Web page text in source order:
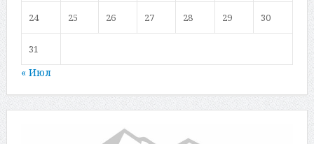
24 25 26 27 28 29 30
31
« Июл